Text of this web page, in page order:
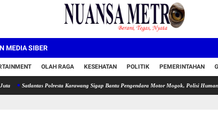
MEDIA SIBER
OLAH RAGA KESEHATAN POLITIK PEMERINTAHAN
Polresta Karawang Sigap Bantu Pengendara Motor Mogok, Polisi Humanis Tuai